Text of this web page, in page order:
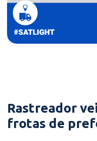
Rastreador
frotas de